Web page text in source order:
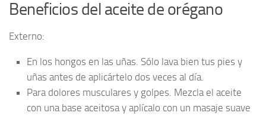
Beneficios del aceite de orégano
Externo:
En los hongos en las uñas. Sólo lava bien tus pies y
uñas antes de aplicártelo dos veces al día.
Para dolores musculares y golpes. Mezcla el aceite
con una base aceitosa y aplícalo con un masaje suave